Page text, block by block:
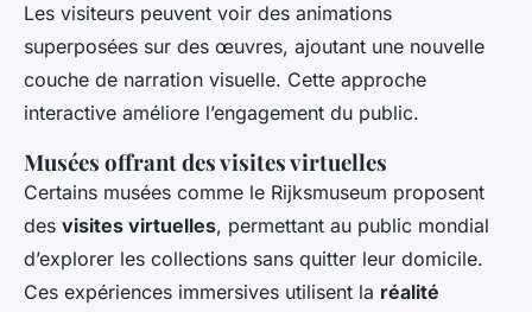
Les visiteurs peuvent voir des animations
superposées sur des œuvres, ajoutant une nouvelle
couche de narration visuelle. Cette approche
interactive améliore l’engagement du public.
Musées offrant des visites virtuelles
Certains musées comme le Rijksmuseum proposent
des visites virtuelles, permettant au public mondial
d’explorer les collections sans quitter leur domicile.
Ces expériences immersives utilisent la réalité